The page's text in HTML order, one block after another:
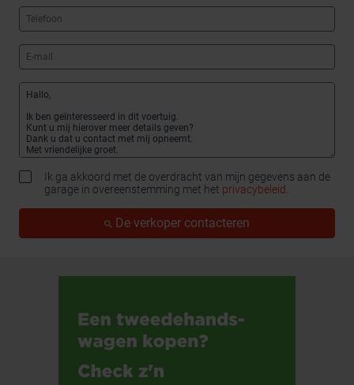
Ik ga akkoord met de overdracht van mijn gegevens aan de
garage in overeenstemming met het privacybeleid.
De verkoper contacteren